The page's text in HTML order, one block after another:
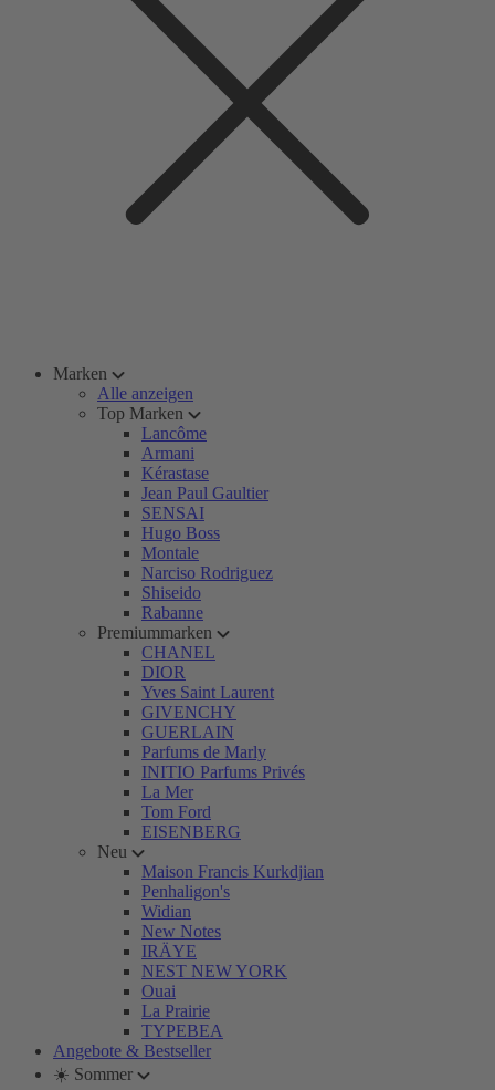
Marken
Alle anzeigen
Top Marken
Lancôme
Armani
Kérastase
Jean Paul Gaultier
SENSAI
Hugo Boss
Montale
Narciso Rodriguez
Shiseido
Rabanne
Premiummarken
CHANEL
DIOR
Yves Saint Laurent
GIVENCHY
GUERLAIN
Parfums de Marly
INITIO Parfums Privés
La Mer
Tom Ford
EISENBERG
Neu
Maison Francis Kurkdjian
Penhaligon's
Widian
New Notes
IRÄYE
NEST NEW YORK
Ouai
La Prairie
TYPEBEA
Angebote & Bestseller
☀️ Sommer